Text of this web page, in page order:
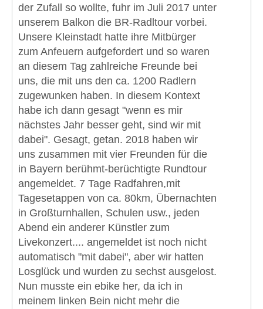
der Zufall so wollte, fuhr im Juli 2017 unter
unserem Balkon die BR-Radltour vorbei.
Unsere Kleinstadt hatte ihre Mitbürger
zum Anfeuern aufgefordert und so waren
an diesem Tag zahlreiche Freunde bei
uns, die mit uns den ca. 1200 Radlern
zugewunken haben. In diesem Kontext
habe ich dann gesagt "wenn es mir
nächstes Jahr besser geht, sind wir mit
dabei". Gesagt, getan. 2018 haben wir
uns zusammen mit vier Freunden für die
in Bayern berühmt-berüchtigte Rundtour
angemeldet. 7 Tage Radfahren,mit
Tagesetappen von ca. 80km, Übernachten
in Großturnhallen, Schulen usw., jeden
Abend ein anderer Künstler zum
Livekonzert.... angemeldet ist noch nicht
automatisch "mit dabei", aber wir hatten
Losglück und wurden zu sechst ausgelost.
Nun musste ein ebike her, da ich in
meinem linken Bein nicht mehr die